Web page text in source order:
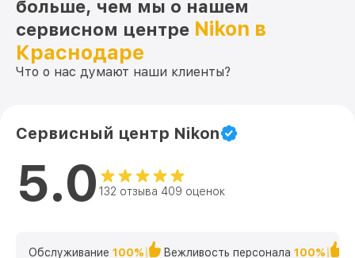
больше, чем мы о нашем
сервисном центре Nikon в
Краснодаре
Что о нас думают наши клиенты?
Сервисный центр Nikon
5.0 132 отзыва 409 оценок
Обслуживание 100% Вежливость персонала 100%